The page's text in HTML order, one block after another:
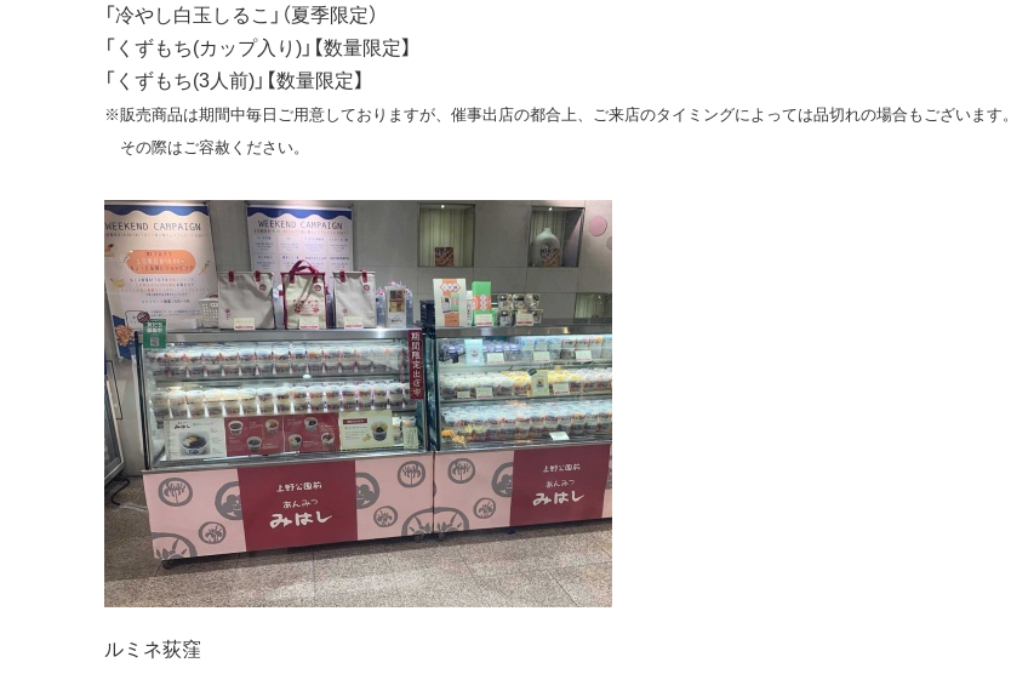
「冷やし白玉しるこ」（夏季限定）
「くずもち(カップ入り)」【数量限定】
「くずもち(3人前)」【数量限定】
※販売商品は期間中毎日ご用意しておりますが、催事出店の都合上、ご来店のタイミングによっては品切れの場合もございます。
その際はご容赦ください。
ルミネ荻窪